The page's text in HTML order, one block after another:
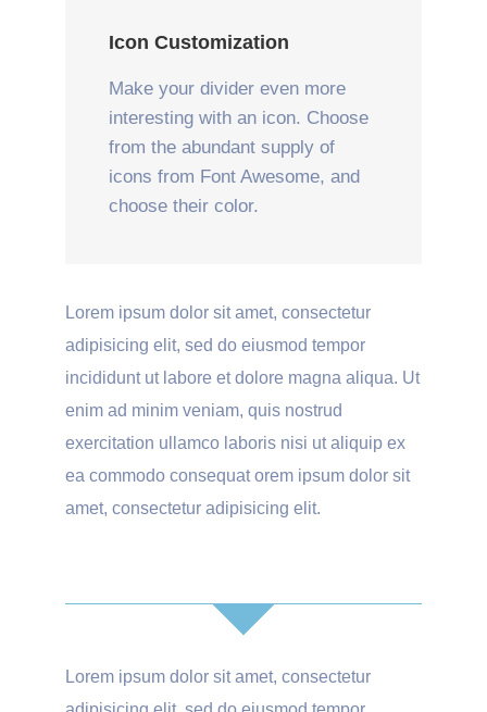
Icon Customization
Make your divider even more
interesting with an icon. Choose
from the abundant supply of
icons from Font Awesome, and
choose their color.
Lorem ipsum dolor sit amet, consectetur
adipisicing elit, sed do eiusmod tempor
incididunt ut labore et dolore magna aliqua. Ut
enim ad minim veniam, quis nostrud
exercitation ullamco laboris nisi ut aliquip ex
ea commodo consequat orem ipsum dolor sit
amet, consectetur adipisicing elit.
Lorem ipsum dolor sit amet, consectetur